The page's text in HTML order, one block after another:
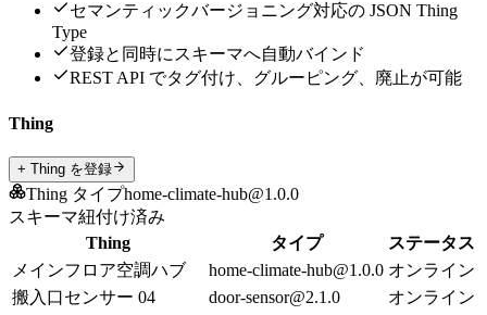
セマンティックバージョニング対応の JSON Thing
Type
登録と同時にスキーマへ自動バインド
REST API でタグ付け、グルーピング、廃止が可能
Thing
+ Thing を登録
Thing タイプhome-climate-hub@1.0.0
スキーマ紐付け済み
Thing
タイプ
ステータス
メインフロア空調ハブ
home-climate-hub@1.0.0 オンライン
搬入口センサー 04
door-sensor@2.1.0 オンライン